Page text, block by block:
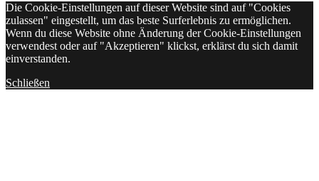
Die Cookie-Einstellungen auf dieser Website sind auf "Cookies
zulassen" eingestellt, um das beste Surferlebnis zu ermöglichen.
Wenn du diese Website ohne Änderung der Cookie-Einstellungen
verwendest oder auf "Akzeptieren" klickst, erklärst du sich damit
einverstanden.
Schließen